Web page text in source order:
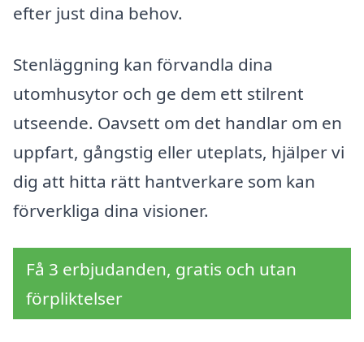
efter just dina behov.
Stenläggning kan förvandla dina
utomhusytor och ge dem ett stilrent
utseende. Oavsett om det handlar om en
uppfart, gångstig eller uteplats, hjälper vi
dig att hitta rätt hantverkare som kan
förverkliga dina visioner.
Få 3 erbjudanden, gratis och utan
förpliktelser